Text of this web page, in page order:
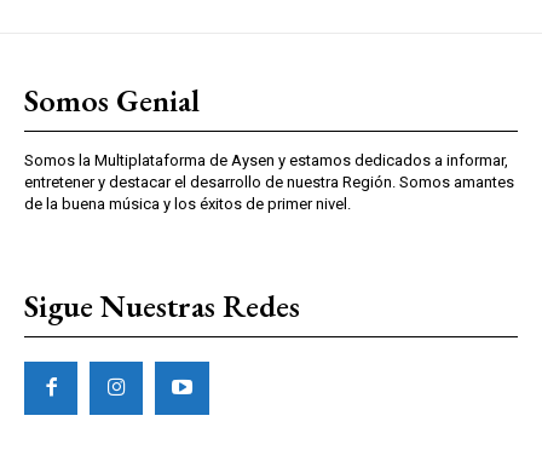
Somos Genial
Somos la Multiplataforma de Aysen y estamos dedicados a informar,
entretener y destacar el desarrollo de nuestra Región. Somos amantes
de la buena música y los éxitos de primer nivel.
Sigue Nuestras Redes